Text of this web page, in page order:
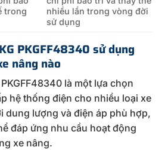
trong
nhiều lần trong vòng đời
sử dụng
PKGFF48340 sử dụng
nâng nào
là một lựa chọn
hệ thống điện cho nhiều loại xe
dung lượng và điện áp phù hợp,
đáp ứng nhu cầu hoạt động
xe nâng.